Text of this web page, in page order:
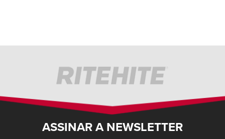
ASSINAR A NEWSLETTER